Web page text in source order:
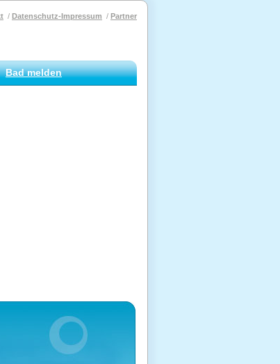
Datenschutz-Impressum Partner
Bad melden